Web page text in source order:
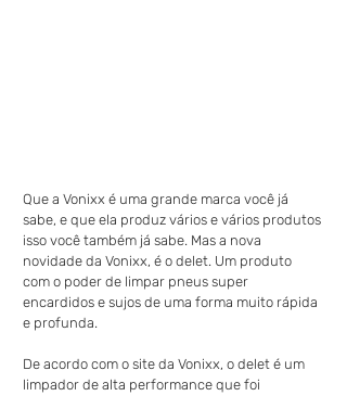
Que a Vonixx é uma grande marca você já
sabe, e que ela produz vários e vários produtos
isso você também já sabe. Mas a nova
novidade da Vonixx, é o delet. Um produto
com o poder de limpar pneus super
encardidos e sujos de uma forma muito rápida
e profunda.
De acordo com o site da Vonixx, o delet é um
limpador de alta performance que foi